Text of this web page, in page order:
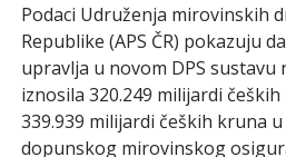
Podaci Udruženja mirovinskih
Republike (APS ČR) pokazuju
upravlja u novom DPS sustavu
iznosila 320.249 milijardi
339.939 milijardi čeških kruna
dopunskog mirovinskog